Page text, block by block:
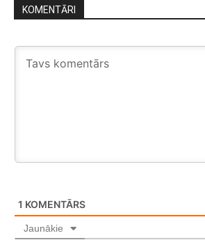
KOMENTĀRI
1 KOMENTĀRS
Jaunākie